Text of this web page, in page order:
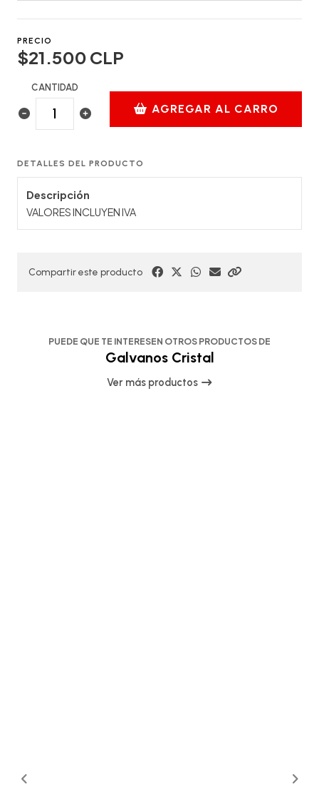
PRECIO
$21.500 CLP
CANTIDAD
AGREGAR AL CARRO
DETALLES DEL PRODUCTO
Descripción
VALORES INCLUYEN IVA
Compartir este producto
PUEDE QUE TE INTERESEN OTROS PRODUCTOS DE
Galvanos Cristal
Ver más productos